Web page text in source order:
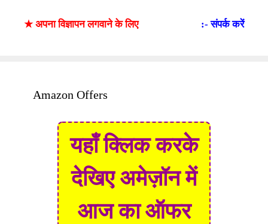
★ अपना विज्ञापन लगवाने के लिए :- संपर्क करें
Amazon Offers
यहाँ क्लिक करके
देखिए अमेज़ॉन में
आज का ऑफर